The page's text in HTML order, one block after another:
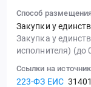
Способ
Закупки у
Закупка у
исполнителя) (до
Ссылки на
223-ФЗ ЕИС